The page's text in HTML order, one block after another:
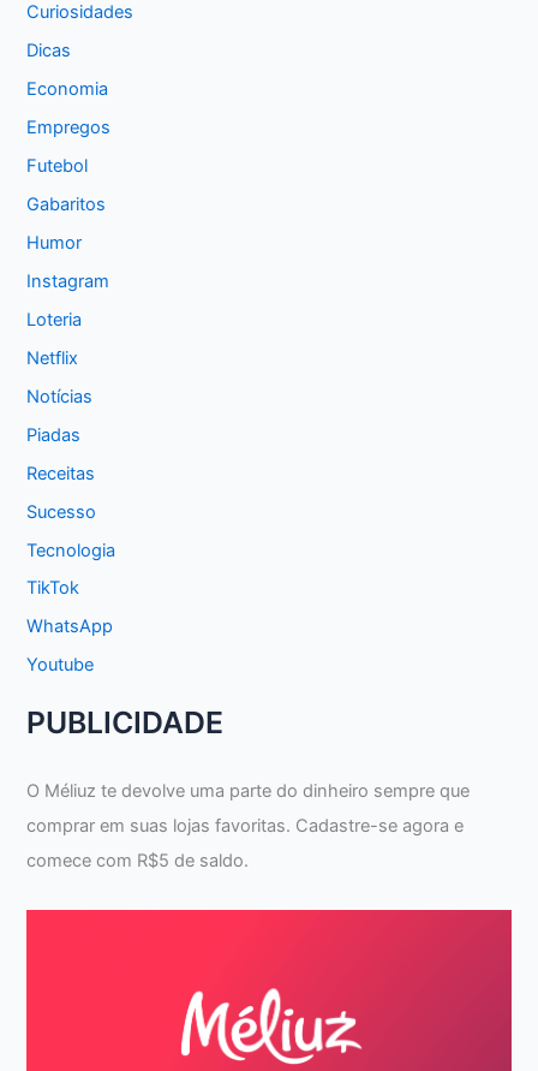
Curiosidades
Dicas
Economia
Empregos
Futebol
Gabaritos
Humor
Instagram
Loteria
Netflix
Notícias
Piadas
Receitas
Sucesso
Tecnologia
TikTok
WhatsApp
Youtube
PUBLICIDADE
O Méliuz te devolve uma parte do dinheiro sempre que
comprar em suas lojas favoritas. Cadastre-se agora e
comece com R$5 de saldo.